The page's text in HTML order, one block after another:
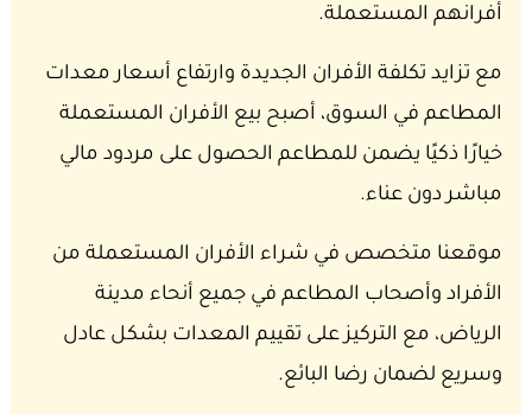
أفرانهم المستعملة.
مع تزايد تكلفة الأفران الجديدة وارتفاع أسعار معدات
المطاعم في السوق، أصبح بيع الأفران المستعملة
خيارًا ذكيًا يضمن للمطاعم الحصول على مردود مالي
مباشر دون عناء.
موقعنا متخصص في شراء الأفران المستعملة من
الأفراد وأصحاب المطاعم في جميع أنحاء مدينة
الرياض، مع التركيز على تقييم المعدات بشكل عادل
وسريع لضمان رضا البائع.